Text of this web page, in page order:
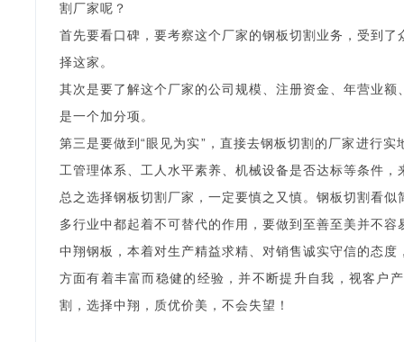
割厂家呢？
首先要看口碑，要考察这个厂家的钢板切割业务，受到
择这家。
其次是要了解这个厂家的公司规模、注册资金、年营业
是一个加分项。
第三是要做到“眼见为实”，直接去钢板切割的厂家进行
工管理体系、工人水平素养、机械设备是否达标等条件
总之选择钢板切割厂家，一定要慎之又慎。钢板切割看
多行业中都起着不可替代的作用，要做到至善至美并不
中翔钢板，本着对生产精益求精、对销售诚实守信的态
方面有着丰富而稳健的经验，并不断提升自我，视客户
割，选择中翔，质优价美，不会失望！